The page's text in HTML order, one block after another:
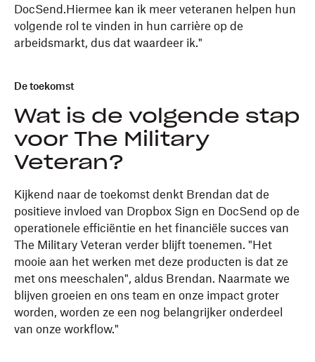
DocSend.Hiermee kan ik meer veteranen helpen hun
volgende rol te vinden in hun carrière op de
arbeidsmarkt, dus dat waardeer ik."
De toekomst
Wat is de volgende stap
voor The Military
Veteran?
Kijkend naar de toekomst denkt Brendan dat de
positieve invloed van Dropbox Sign en DocSend op de
operationele efficiëntie en het financiële succes van
The Military Veteran verder blijft toenemen. "Het
mooie aan het werken met deze producten is dat ze
met ons meeschalen", aldus Brendan. Naarmate we
blijven groeien en ons team en onze impact groter
worden, worden ze een nog belangrijker onderdeel
van onze workflow."